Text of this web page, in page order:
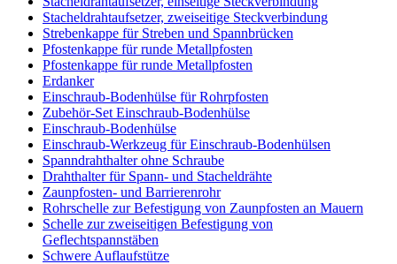
Stacheldrahtaufsetzer, zweiseitige Steckverbindung
Strebenkappe für Streben und Spannbrücken
Pfostenkappe für runde Metallpfosten
Pfostenkappe für runde Metallpfosten
Erdanker
Einschraub-Bodenhülse für Rohrpfosten
Zubehör-Set Einschraub-Bodenhülse
Einschraub-Bodenhülse
Einschraub-Werkzeug für Einschraub-Bodenhülsen
Spanndrahthalter ohne Schraube
Drahthalter für Spann- und Stacheldrähte
Zaunpfosten- und Barrierenrohr
Rohrschelle zur Befestigung von Zaunpfosten an Mauern
Schelle zur zweiseitigen Befestigung von
Geflechtspannstäben
Schwere Auflaufstütze